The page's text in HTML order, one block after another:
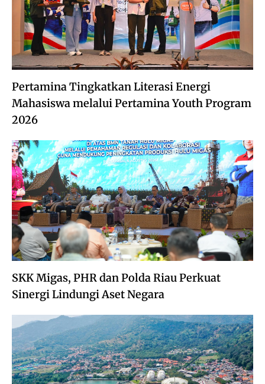
Pertamina Tingkatkan Literasi Energi
Mahasiswa melalui Pertamina Youth Program
2026
SKK Migas, PHR dan Polda Riau Perkuat
Sinergi Lindungi Aset Negara